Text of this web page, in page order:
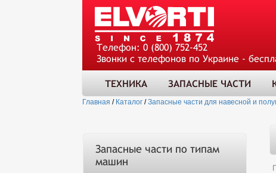
Телефон: 0 (800) 752-452
Звонки с телефонов по Украине -
ТЕХНИКА ЗАПАСНЫЕ ЧАСТИ
Главная / Каталог /Запасные части для навесной и
Запасные части по типам
машин